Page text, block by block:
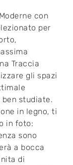
con
per
Traccia
gli spazi
studiate.
in legno, ti
in foto:
sono
a bocca
di